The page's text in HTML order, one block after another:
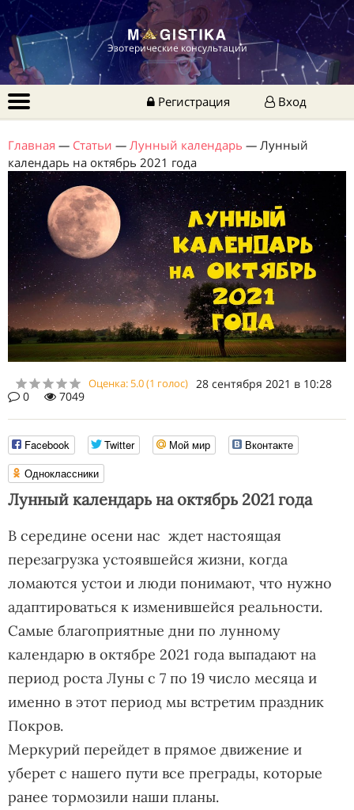
Эзотерические консультации
Регистрация Вход
Главная — Статьи — Лунный календарь — Лунный
календарь на октябрь 2021 года
Оценка:5.0(1 голос)
28 сентября 2021 в 10:28
0
7049
Facebook Twitter Мой мир
Вконтакте
Одноклассники
Лунный календарь на октябрь 2021 года
В середине осени нас ждет настоящая
перезагрузка устоявшейся жизни, когда
ломаются устои и люди понимают, что нужно
адаптироваться к изменившейся реальности.
Самые благоприятные дни по лунному
календарю в октябре 2021 года выпадают на
период роста Луны с 7 по 19 число месяца и
именно в этот период мы встретим праздник
Покров.
Меркурий перейдет в прямое движение и
уберет с нашего пути все преграды, которые
ранее тормозили наши планы.